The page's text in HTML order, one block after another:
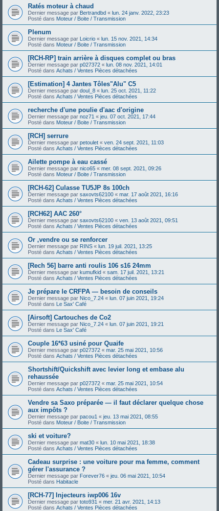
Ratés moteur à chaud
Dernier message par Bertrandbd « lun. 24 janv. 2022, 23:23
Posté dans Moteur / Boite / Transmission
Plenum
Dernier message par Loicrio « lun. 15 nov. 2021, 14:34
Posté dans Moteur / Boite / Transmission
[RCH-RP] train arrière à disques complet ou bras
Dernier message par p027372 « lun. 08 nov. 2021, 14:01
Posté dans Achats / Ventes Pièces détachées
[Estimation] 4 Jantes Tôles"Alu" C5
Dernier message par doul_8 « lun. 25 oct. 2021, 11:22
Posté dans Achats / Ventes Pièces détachées
recherche d'une poulie d'aac d'origine
Dernier message par noz71 « jeu. 07 oct. 2021, 17:44
Posté dans Moteur / Boite / Transmission
[RCH] serrure
Dernier message par petoulet « ven. 24 sept. 2021, 11:03
Posté dans Achats / Ventes Pièces détachées
Ailette pompe à eau cassé
Dernier message par nico65 « mer. 08 sept. 2021, 09:26
Posté dans Moteur / Boite / Transmission
[RCH-62] Culasse TU5JP 8s 100ch
Dernier message par saxovts62100 « mar. 17 août 2021, 16:16
Posté dans Achats / Ventes Pièces détachées
[RCH62] AAC 260°
Dernier message par saxovts62100 « ven. 13 août 2021, 09:51
Posté dans Achats / Ventes Pièces détachées
Or ,vendre ou se renforcer
Dernier message par RINS « lun. 19 juil. 2021, 13:25
Posté dans Achats / Ventes Pièces détachées
[Rech 56] barre anti roulis 106 s16 24mm
Dernier message par kumufkid « sam. 17 juil. 2021, 13:21
Posté dans Achats / Ventes Pièces détachées
Je prépare le CRFPA — besoin de conseils
Dernier message par Nico_7.24 « lun. 07 juin 2021, 19:24
Posté dans Le Sax' Café
[Airsoft] Cartouches de Co2
Dernier message par Nico_7.24 « lun. 07 juin 2021, 19:21
Posté dans Le Sax' Café
Couple 16*63 usiné pour Quaife
Dernier message par p027372 « mar. 25 mai 2021, 10:56
Posté dans Achats / Ventes Pièces détachées
Shortshift/Quickshift avec levier long et embase alu
rehaussée
Dernier message par p027372 « mar. 25 mai 2021, 10:54
Posté dans Achats / Ventes Pièces détachées
Vendre sa Saxo préparée — il faut déclarer quelque chose
aux impôts ?
Dernier message par pacou1 « jeu. 13 mai 2021, 08:55
Posté dans Moteur / Boite / Transmission
ski et voiture?
Dernier message par mat30 « lun. 10 mai 2021, 18:38
Posté dans Achats / Ventes Pièces détachées
Cadeau surprise : une voiture pour ma femme, comment
gérer l'assurance ?
Dernier message par Forever76 « jeu. 06 mai 2021, 10:54
Posté dans Habitacle
[RCH-77] Injecteurs iwp006 16v
Dernier message par toto931 « mer. 21 avr. 2021, 14:13
Posté dans Achats / Ventes Pièces détachées